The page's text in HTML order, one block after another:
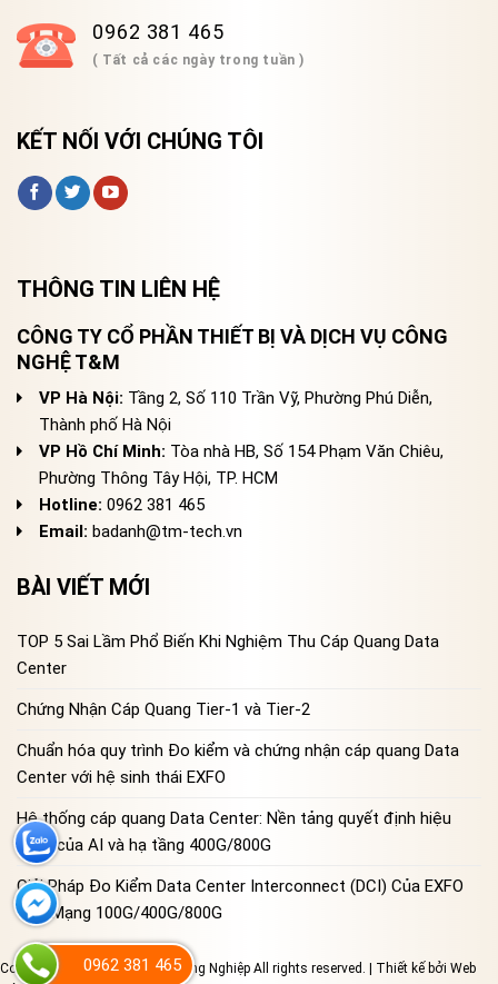
0962 381 465
( Tất cả các ngày trong tuần )
KẾT NỐI VỚI CHÚNG TÔI
THÔNG TIN LIÊN HỆ
CÔNG TY CỔ PHẦN THIẾT BỊ VÀ DỊCH VỤ CÔNG
NGHỆ T&M
VP Hà Nội: Tầng 2, Số 110 Trần Vỹ, Phường Phú Diễn,
Thành phố Hà Nội
VP Hồ Chí Minh: Tòa nhà HB, Số 154 Phạm Văn Chiêu,
Phường Thông Tây Hội, TP. HCM
Hotline: 0962 381 465
Email: badanh@tm-tech.vn
BÀI VIẾT MỚI
TOP 5 Sai Lầm Phổ Biến Khi Nghiệm Thu Cáp Quang Data
Center
Chứng Nhận Cáp Quang Tier-1 và Tier-2
Chuẩn hóa quy trình Đo kiểm và chứng nhận cáp quang Data
Center với hệ sinh thái EXFO
Hệ thống cáp quang Data Center: Nền tảng quyết định hiệu
năng của AI và hạ tầng 400G/800G
Giải Pháp Đo Kiểm Data Center Interconnect (DCI) Của EXFO
Cho Mạng 100G/400G/800G
0962 381 465
Copyright 2023 © Đo Lường Công Nghiệp All rights reserved. | Thiết kế bởi Web